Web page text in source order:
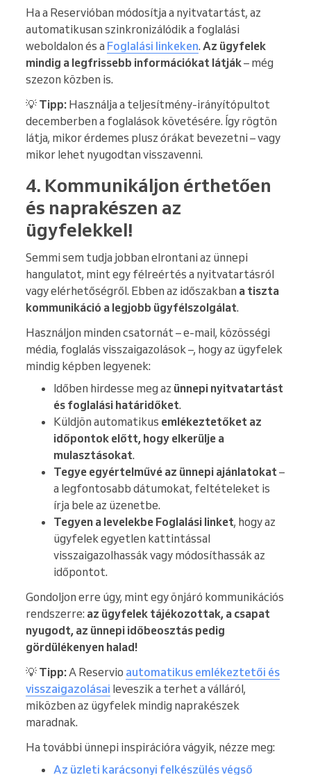
Ha a Reservióban módosítja a nyitvatartást, az
automatikusan szinkronizálódik a foglalási
weboldalon és a Foglalási linkeken. Az ügyfelek
mindig a legfrissebb információkat látják– még
szezon közben is.
💡 Tipp: Használja a teljesítmény-irányítópultot
decemberben a foglalások követésére. Így rögtön
látja, mikor érdemes plusz órákat bevezetni – vagy
mikor lehet nyugodtan visszavenni.
4. Kommunikáljon érthetően
és naprakészen az
ügyfelekkel!
Semmi sem tudja jobban elrontani az ünnepi
hangulatot, mint egy félreértés a nyitvatartásról
vagy elérhetőségről. Ebben az időszakban a tiszta
kommunikáció a legjobb ügyfélszolgálat.
Használjon minden csatornát – e-mail, közösségi
média, foglalás visszaigazolások –, hogy az ügyfelek
mindig képben legyenek:
Időben hirdesse meg az ünnepi nyitvatartást
és foglalási határidőket.
Küldjön automatikus emlékeztetőket az
időpontok előtt, hogy elkerülje a
mulasztásokat.
Tegye egyértelművé az ünnepi ajánlatokat –
a legfontosabb dátumokat, feltételeket is
írja bele az üzenetbe.
Tegyen a levelekbe Foglalási linket, hogy az
ügyfelek egyetlen kattintással
visszaigazolhassák vagy módosíthassák az
időpontot.
Gondoljon erre úgy, mint egy önjáró kommunikációs
rendszerre: az ügyfelek tájékozottak, a csapat
nyugodt, az ünnepi időbeosztás pedig
gördülékenyen halad!
💡 Tipp: A Reservio automatikus emlékeztetői és
visszaigazolásai leveszik a terhet a válláról,
miközben az ügyfelek mindig naprakészek
maradnak.
Ha további ünnepi inspirációra vágyik, nézze meg:
Az üzleti karácsonyi felkészülés végső